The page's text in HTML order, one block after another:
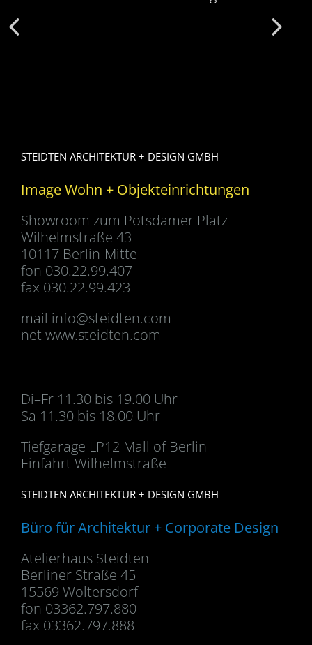
STEIDTEN ARCHITEKTUR + DESIGN GMBH
Image Wohn + Objekteinrichtungen
Showroom zum Potsdamer Platz
Wilhelmstraße 43
10117 Berlin-Mitte
fon 030.22.99.407
fax 030.22.99.423
mail info@steidten.com
net www.steidten.com
Di–Fr 11.30 bis 19.00 Uhr
Sa 11.30 bis 18.00 Uhr
Tiefgarage LP12 Mall of Berlin
Einfahrt Wilhelmstraße
STEIDTEN ARCHITEKTUR + DESIGN GMBH
Büro für Architektur + Corporate Design
Atelierhaus Steidten
Berliner Straße 45
15569 Woltersdorf
fon 03362.797.880
fax 03362.797.888